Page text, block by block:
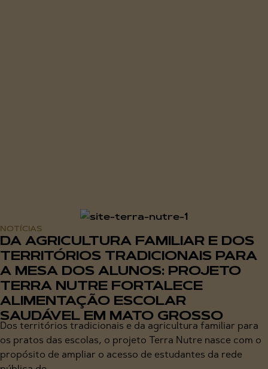
NOTÍCIAS
DA AGRICULTURA FAMILIAR E DOS
TERRITÓRIOS TRADICIONAIS PARA
A MESA DOS ALUNOS: PROJETO
TERRA NUTRE FORTALECE
ALIMENTAÇÃO ESCOLAR
SAUDÁVEL EM MATO GROSSO
Dos territórios tradicionais e da agricultura familiar para
os pratos das escolas, o projeto Terra Nutre nasce com o
propósito de ampliar o acesso de estudantes da rede